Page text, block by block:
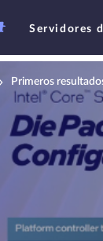
Servidores
Primeros